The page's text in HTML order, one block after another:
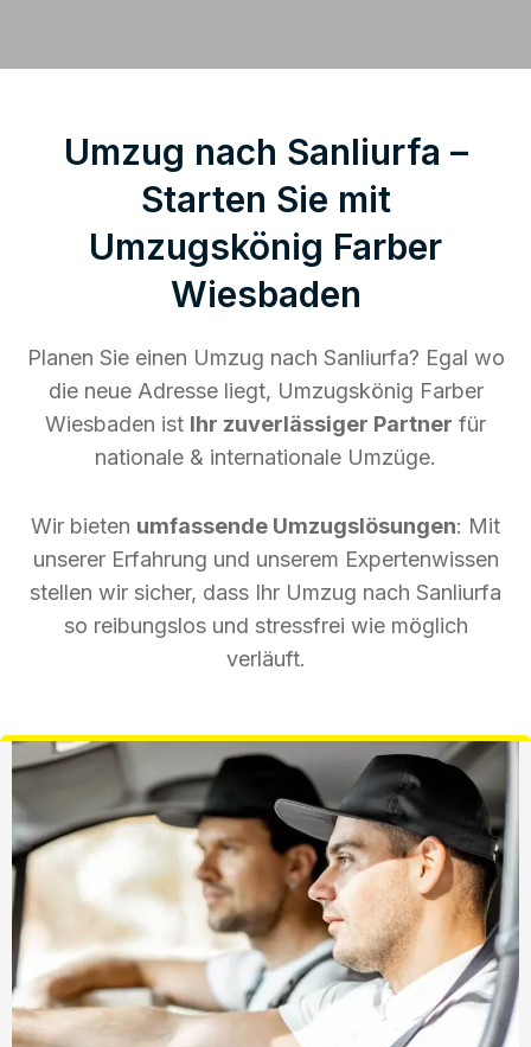
Umzug nach Sanliurfa –
Starten Sie mit
Umzugskönig Farber
Wiesbaden
Planen Sie einen Umzug nach Sanliurfa? Egal wo
die neue Adresse liegt, Umzugskönig Farber
Wiesbaden ist Ihr zuverlässiger Partner für
nationale & internationale Umzüge.
Wir bieten umfassende Umzugslösungen: Mit
unserer Erfahrung und unserem Expertenwissen
stellen wir sicher, dass Ihr Umzug nach Sanliurfa
so reibungslos und stressfrei wie möglich
verläuft.